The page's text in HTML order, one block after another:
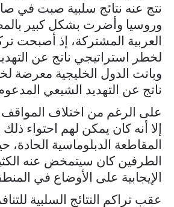
نتج عنه نتائج سلبية صبت في
وروسيا وأضرت بشكل كبير
العربية المشتركة، إذ أصبحت
لخطر استراتيجي ناتج عن
وباتت الدول الخليجية معرضة
ناتج عن التهديد الشيعي
على الرغم من اختلاف المواقف
إلا أنه كان يمكن لهم احتواء
المقاطعة الدبلوماسية
الطرفين كان سيتمخض عنه
الإيجابية على الأوضاع في
عقب تراكم النتائج السلبية